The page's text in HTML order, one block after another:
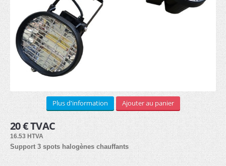
Sur pieds (8)
Cadre textile (7)
Cubique (7)
Drapeaux
Beachflag (30)
Bases (8)
Plus d'information Ajouter au panier
20 € TVAC
16.53 HTVA
Support 3 spots halogènes chauffants